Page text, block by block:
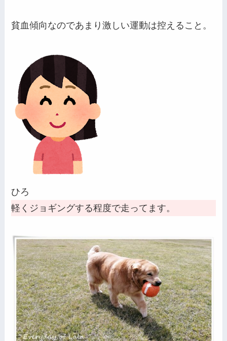
貧血傾向なのであまり激しい運動は控えること。
ひろ
軽くジョギングする程度で走ってます。